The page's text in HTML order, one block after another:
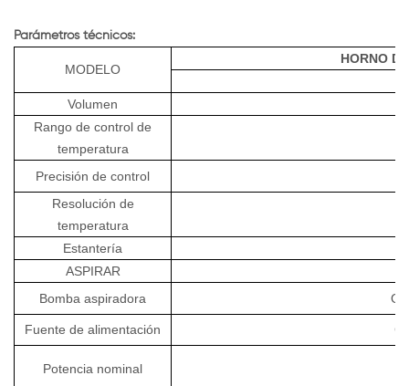
Parámetros técnicos:
MODELO
HORNO
Volumen
Rango de control de
temperatura
Precisión de control
Resolución de
temperatura
Estantería
ASPIRAR
Bomba aspiradora
Fuente de alimentación
Potencia nominal